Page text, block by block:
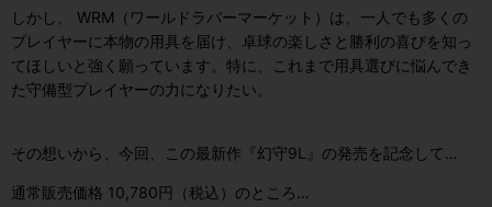
しかし、 WRM（ワールドラバーマーケット）は、一人でも多くの
プレイヤーに本物の用具を届け、卓球の楽しさと勝利の喜びを知っ
てほしいと強く願っています。特に、これまで用具選びに悩んでき
た守備型プレイヤーの力になりたい。
その想いから、今回、この最新作『幻守9L』の発売を記念して…
通常販売価格 10,780円（税込）のところ…